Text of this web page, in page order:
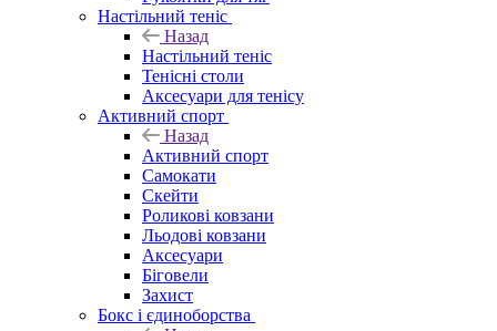
Настільний теніс
Назад
Настільний теніс
Тенісні столи
Аксесуари для тенісу
Активний спорт
Назад
Активний спорт
Самокати
Скейти
Роликові ковзани
Льодові ковзани
Аксесуари
Біговели
Захист
Бокс і єдиноборства